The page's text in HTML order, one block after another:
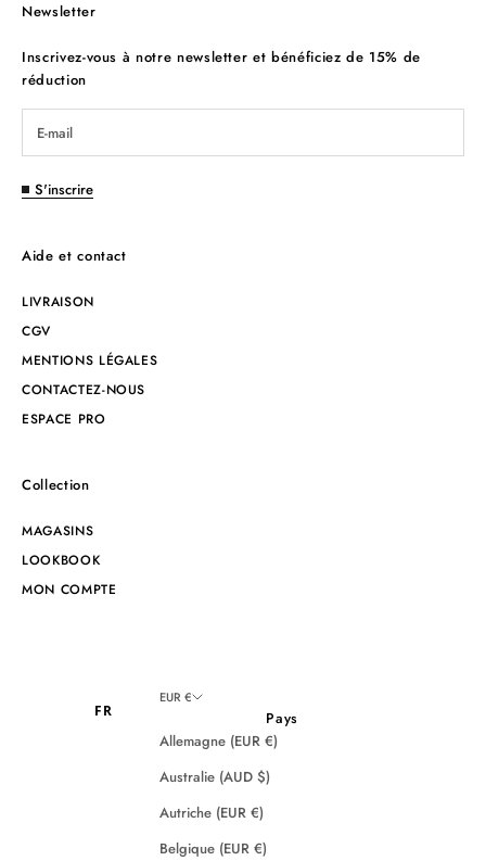
Newsletter
Inscrivez-vous à notre newsletter et bénéficiez de 15% de
réduction
S'inscrire
Aide et contact
LIVRAISON
CGV
MENTIONS LÉGALES
CONTACTEZ-NOUS
ESPACE PRO
Collection
MAGASINS
LOOKBOOK
MON COMPTE
FR
EUR €
Pays
Allemagne (EUR €)
Australie (AUD $)
Autriche (EUR €)
Belgique (EUR €)